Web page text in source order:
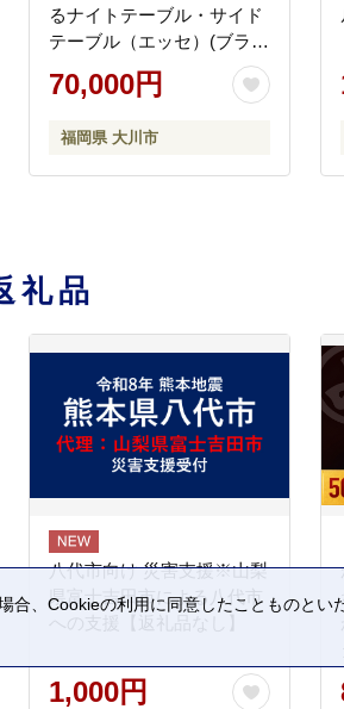
るナイトテーブル・サイド
テーブル（エッセ）(ブラウ
ン・幅37.5cm)
70,000円
福岡県 大川市
礼品
八代市向け 災害支援※山梨
県富士吉田市による八代市
への支援【返礼品なし】
1,000円
、Cookieの利用に同意したことものとい